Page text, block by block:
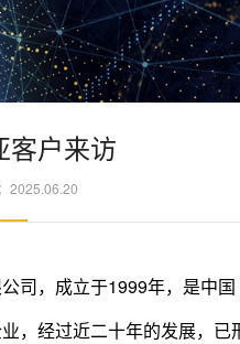
客户来访
2025.06.20
司，成立于1999年，是中国
，经过近二十年的发展，已